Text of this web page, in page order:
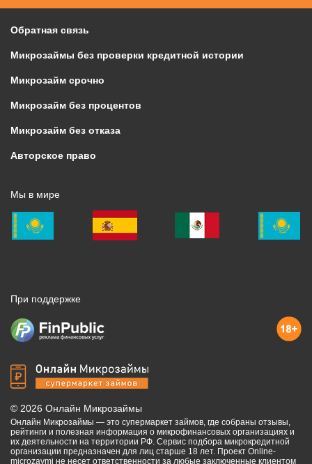
Обратная связь
Микрозаймы без проверки кредитной истории
Микрозайм срочно
Микрозайм без процентов
Микрозайм без отказа
Авторское право
Мы в мире
При поддержке
© 2026 Онлайн Микрозаймы
Онлайн Микрозаймы — это супермаркет займов, где собраны отзывы,
рейтинги и полезная информация о микрофинансовых организациях и
их деятельности на территории РФ. Сервис подбора микрокредитной
организации предназначен для лиц старше 18 лет. Проект Online-
microzaymi не несет ответственности за любые заключенные клиентом